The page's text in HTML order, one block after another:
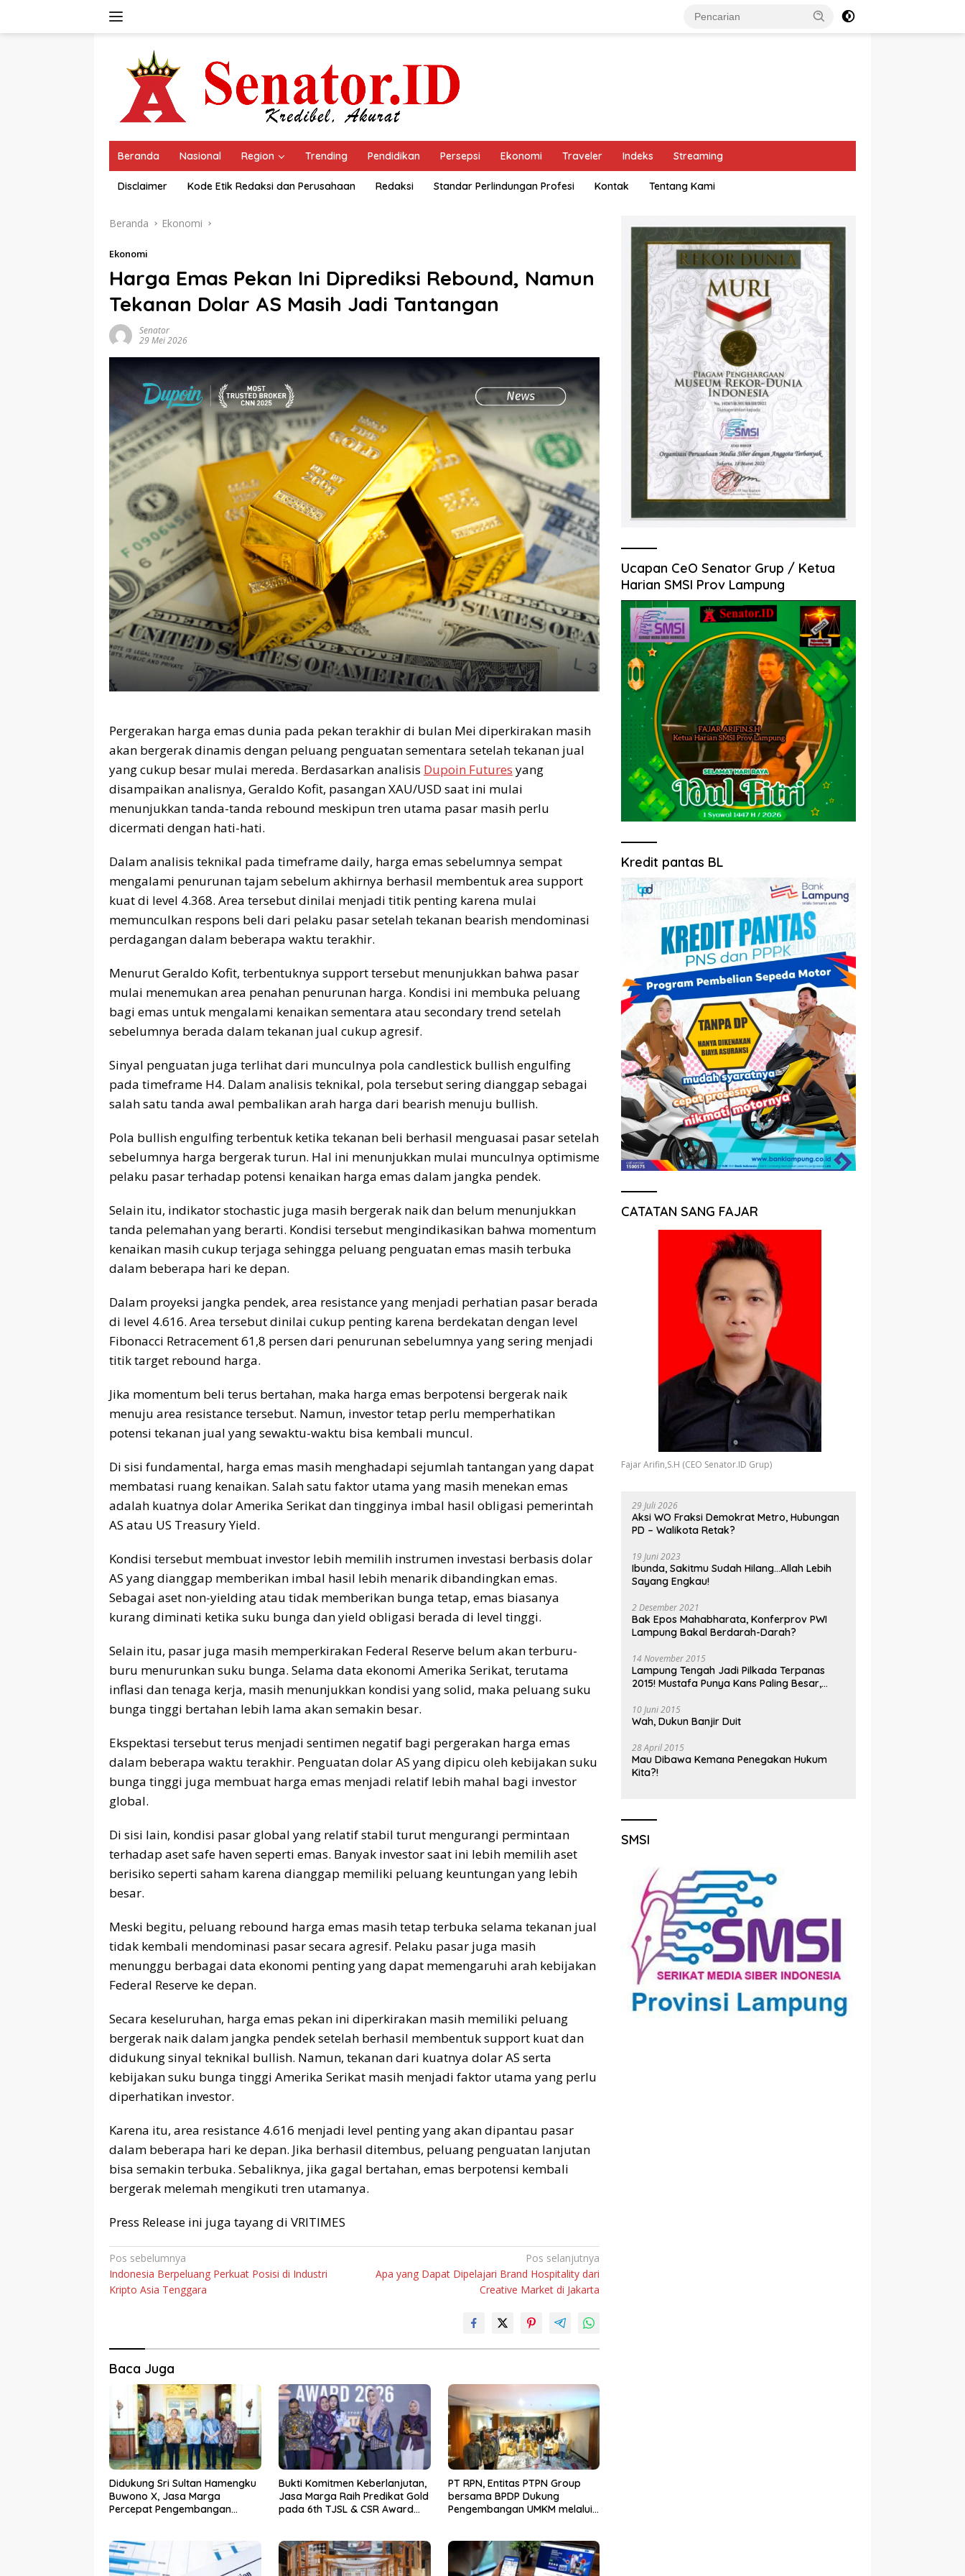
Beranda Nasional Region Trending Pendidikan Persepsi Ekonomi Traveler Indeks Streaming
Disclaimer Kode Etik Redaksi dan Perusahaan Redaksi Standar Perlindungan Profesi Kontak Tentang Kami
Beranda Ekonomi
Ekonomi
Harga Emas Pekan Ini Diprediksi Rebound, Namun
Tekanan Dolar AS Masih Jadi Tantangan
Senator
29 Mei 2026
Pergerakan harga emas dunia pada pekan terakhir di bulan Mei diperkirakan masih
akan bergerak dinamis dengan peluang penguatan sementara setelah tekanan jual
yang cukup besar mulai mereda. Berdasarkan analisis Dupoin Futures yang
disampaikan analisnya, Geraldo Kofit, pasangan XAU/USD saat ini mulai
menunjukkan tanda-tanda rebound meskipun tren utama pasar masih perlu
dicermati dengan hati-hati.
Dalam analisis teknikal pada timeframe daily, harga emas sebelumnya sempat
mengalami penurunan tajam sebelum akhirnya berhasil membentuk area support
kuat di level 4.368. Area tersebut dinilai menjadi titik penting karena mulai
memunculkan respons beli dari pelaku pasar setelah tekanan bearish mendominasi
perdagangan dalam beberapa waktu terakhir.
Menurut Geraldo Kofit, terbentuknya support tersebut menunjukkan bahwa pasar
mulai menemukan area penahan penurunan harga. Kondisi ini membuka peluang
bagi emas untuk mengalami kenaikan sementara atau secondary trend setelah
sebelumnya berada dalam tekanan jual cukup agresif.
Sinyal penguatan juga terlihat dari munculnya pola candlestick bullish engulfing
pada timeframe H4. Dalam analisis teknikal, pola tersebut sering dianggap sebagai
salah satu tanda awal pembalikan arah harga dari bearish menuju bullish.
Pola bullish engulfing terbentuk ketika tekanan beli berhasil menguasai pasar setelah
sebelumnya harga bergerak turun. Hal ini menunjukkan mulai munculnya optimisme
pelaku pasar terhadap potensi kenaikan harga emas dalam jangka pendek.
Selain itu, indikator stochastic juga masih bergerak naik dan belum menunjukkan
tanda pelemahan yang berarti. Kondisi tersebut mengindikasikan bahwa momentum
kenaikan masih cukup terjaga sehingga peluang penguatan emas masih terbuka
dalam beberapa hari ke depan.
Dalam proyeksi jangka pendek, area resistance yang menjadi perhatian pasar berada
di level 4.616. Area tersebut dinilai cukup penting karena berdekatan dengan level
Fibonacci Retracement 61,8 persen dari penurunan sebelumnya yang sering menjadi
titik target rebound harga.
Jika momentum beli terus bertahan, maka harga emas berpotensi bergerak naik
menuju area resistance tersebut. Namun, investor tetap perlu memperhatikan
potensi tekanan jual yang sewaktu-waktu bisa kembali muncul.
Di sisi fundamental, harga emas masih menghadapi sejumlah tantangan yang dapat
membatasi ruang kenaikan. Salah satu faktor utama yang masih menekan emas
adalah kuatnya dolar Amerika Serikat dan tingginya imbal hasil obligasi pemerintah
AS atau US Treasury Yield.
Kondisi tersebut membuat investor lebih memilih instrumen investasi berbasis dolar
AS yang dianggap memberikan imbal hasil lebih menarik dibandingkan emas.
Sebagai aset non-yielding atau tidak memberikan bunga tetap, emas biasanya
kurang diminati ketika suku bunga dan yield obligasi berada di level tinggi.
Selain itu, pasar juga masih memperkirakan Federal Reserve belum akan terburu-
buru menurunkan suku bunga. Selama data ekonomi Amerika Serikat, terutama
inflasi dan tenaga kerja, masih menunjukkan kondisi yang solid, maka peluang suku
bunga tinggi bertahan lebih lama akan semakin besar.
Ekspektasi tersebut terus menjadi sentimen negatif bagi pergerakan harga emas
dalam beberapa waktu terakhir. Penguatan dolar AS yang dipicu oleh kebijakan suku
bunga tinggi juga membuat harga emas menjadi relatif lebih mahal bagi investor
global.
Di sisi lain, kondisi pasar global yang relatif stabil turut mengurangi permintaan
terhadap aset safe haven seperti emas. Banyak investor saat ini lebih memilih aset
berisiko seperti saham karena dianggap memiliki peluang keuntungan yang lebih
besar.
Meski begitu, peluang rebound harga emas masih tetap terbuka selama tekanan jual
tidak kembali mendominasi pasar secara agresif. Pelaku pasar juga masih
menunggu berbagai data ekonomi penting yang dapat memengaruhi arah kebijakan
Federal Reserve ke depan.
Secara keseluruhan, harga emas pekan ini diperkirakan masih memiliki peluang
bergerak naik dalam jangka pendek setelah berhasil membentuk support kuat dan
didukung sinyal teknikal bullish. Namun, tekanan dari kuatnya dolar AS serta
kebijakan suku bunga tinggi Amerika Serikat masih menjadi faktor utama yang perlu
diperhatikan investor.
Karena itu, area resistance 4.616 menjadi level penting yang akan dipantau pasar
dalam beberapa hari ke depan. Jika berhasil ditembus, peluang penguatan lanjutan
bisa semakin terbuka. Sebaliknya, jika gagal bertahan, emas berpotensi kembali
bergerak melemah mengikuti tren utamanya.
Press Release ini juga tayang di VRITIMES
Navigasi
pos
Pos sebelumnya
Indonesia Berpeluang Perkuat Posisi di Industri
Kripto Asia Tenggara
Pos selanjutnya
Apa yang Dapat Dipelajari Brand Hospitality dari
Creative Market di Jakarta
Baca Juga
Didukung Sri Sultan Hamengku
Buwono X, Jasa Marga
Percepat Pengembangan
DIY
Bukti Komitmen Keberlanjutan,
Jasa Marga Raih Predikat Gold
pada 6th TJSL & CSR Award
PT RPN, Entitas PTPN Group
bersama BPDP Dukung
Pengembangan UMKM melalui
Ucapan CeO Senator Grup / Ketua
Harian SMSI Prov Lampung
Kredit pantas BL
CATATAN SANG FAJAR
Fajar Arifin,S.H (CEO Senator.ID Grup)
29 Juli 2026
Aksi WO Fraksi Demokrat Metro, Hubungan
PD – Walikota Retak?
19 Juni 2023
Ibunda, Sakitmu Sudah Hilang…Allah Lebih
Sayang Engkau!
2 Desember 2021
Bak Epos Mahabharata, Konferprov PWI
Lampung Bakal Berdarah-Darah?
14 November 2015
Lampung Tengah Jadi Pilkada Terpanas
2015! Mustafa Punya Kans Paling Besar,
10 Juni 2015
Wah, Dukun Banjir Duit
28 April 2015
Mau Dibawa Kemana Penegakan Hukum
Kita?!
SMSI